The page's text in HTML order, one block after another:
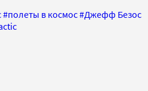
#полеты в космос#Джефф Безос